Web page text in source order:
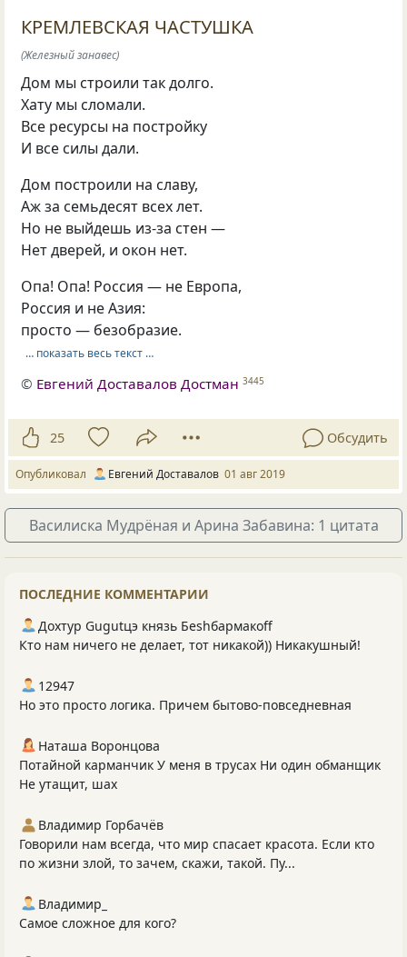
КРЕМЛЕВСКАЯ ЧАСТУШКА
(Железный занавес)
Дом мы строили так долго.
Хату мы сломали.
Все ресурсы на постройку
И все силы дали.
Дом построили на славу,
Аж за семьдесят всех лет.
Но не выйдешь из-за стен —
Нет дверей, и окон нет.
Опа! Опа! Россия — не Европа,
Россия и не Азия:
просто — безобразие.
… показать весь текст …
© Евгений Доставалов Достман 3445
25 Обсудить
Опубликовал Евгений Доставалов 01 авг 2019
Василиска Мудрёная и Арина Забавина: 1 цитата
ПОСЛЕДНИЕ КОММЕНТАРИИ
Дохтур Gugutцэ князь Беshбармакоff
Кто нам ничего не делает, тот никакой)) Никакушный!
12947
Но это просто логика. Причем бытово-повседневная
Наташа Воронцова
Потайной карманчик У меня в трусах Ни один обманщик
Не утащит, шах
Владимир Горбачёв
Говорили нам всегда, что мир спасает красота. Если кто
по жизни злой, то зачем, скажи, такой. Пу...
Владимир_
Самое сложное для кого?